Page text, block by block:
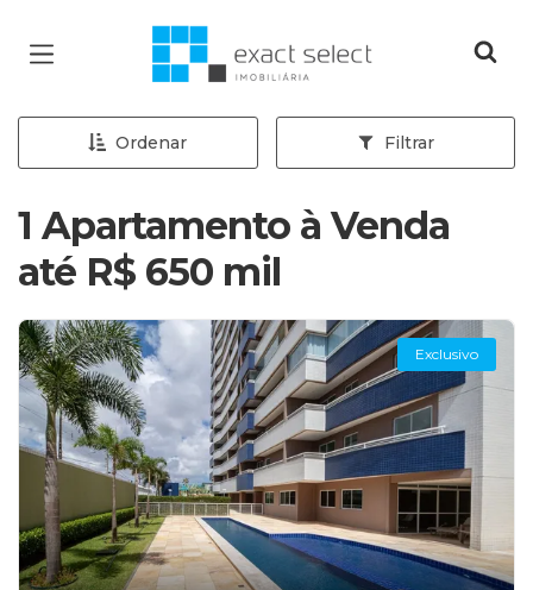
Página inicial
Ordenar Filtrar
1 Apartamento à Venda
até R$ 650 mil
Exclusivo